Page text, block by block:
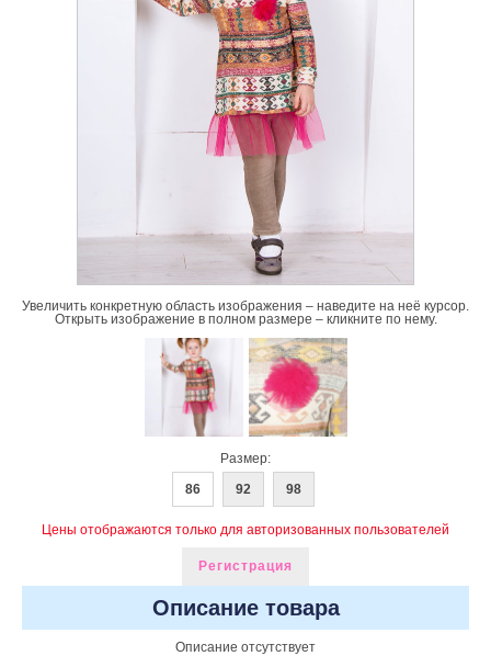
Увеличить конкретную область изображения – наведите на неё курсор.
Открыть изображение в полном размере – кликните по нему.
Размер:
86
92 98
Цены отображаются только для авторизованных пользователей
Регистрация
Описание товара
Описание отсутствует